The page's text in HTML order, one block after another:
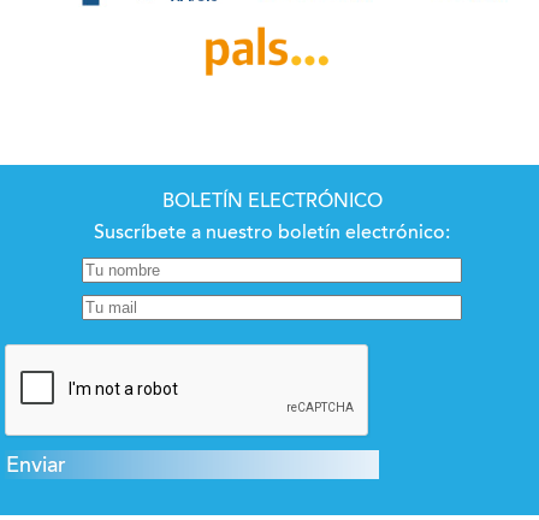
BOLETÍN ELECTRÓNICO
Suscríbete a nuestro boletín electrónico: